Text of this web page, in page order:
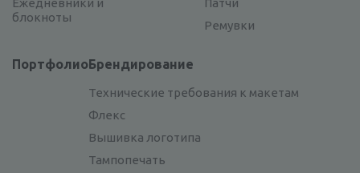
Ежедневники и
блокноты
Патчи
Ремувки
ПортфолиоБрендирование
Технические требования к макетам
Флекс
Вышивка логотипа
Тампопечать